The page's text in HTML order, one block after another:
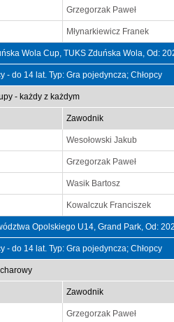
Grzegorzak Paweł
Młynarkiewicz Franek
Wola Cup, TUKS Zduńska Wola, Od:
- do 14 lat. Typ: Gra pojedyncza; Chłopcy
- każdy z każdym
Zawodnik
Wesołowski Jakub
Grzegorzak Paweł
Wasik Bartosz
Kowalczuk Franciszek
Opolskiego U14, Grand Park, Od:
- do 14 lat. Typ: Gra pojedyncza; Chłopcy
Zawodnik
Grzegorzak Paweł